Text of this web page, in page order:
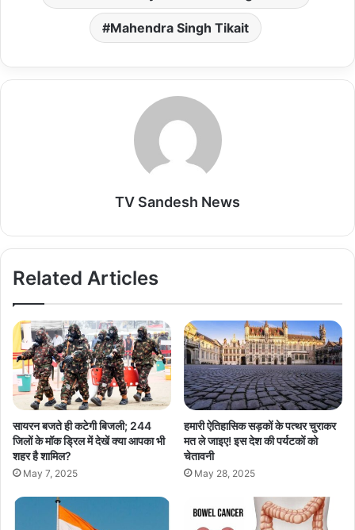
n
Mahendra Singh Tikait
TV Sandesh News
Related Articles
सायरन बजते ही कटेगी बिजली; 244
जिलों के मॉक ड्रिल में देखें क्या आपका भी
शहर है शामिल?
May 7, 2025
हमारी ऐतिहासिक सड़कों के पत्थर चुराकर
मत ले जाइए! इस देश की पर्यटकों को
चेतावनी
May 28, 2025